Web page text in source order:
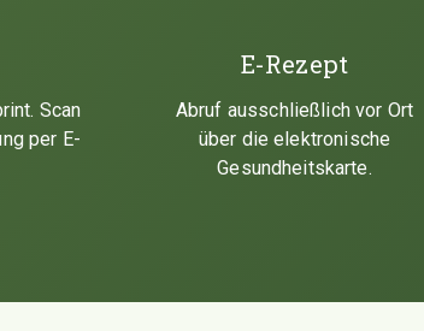
Scan
per E-
E-Rezept
Abruf ausschließlich vor Ort
über die elektronische
Gesundheitskarte.